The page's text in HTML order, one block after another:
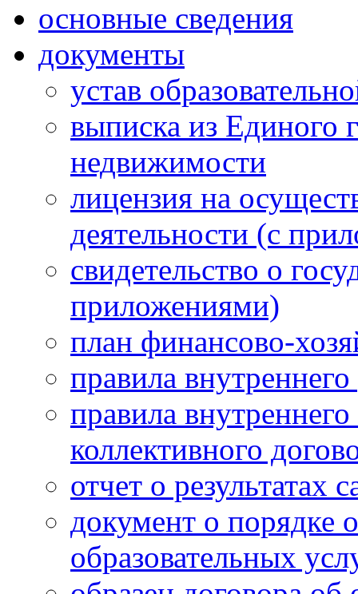
основные сведения
документы
устав
выписка из Единого
недвижимости
лицензия на
деятельности (с
свидетельство о
приложениями)
план финансово-
правила
правила
коллективного
отчет о результатах
документ о порядке
образовательных